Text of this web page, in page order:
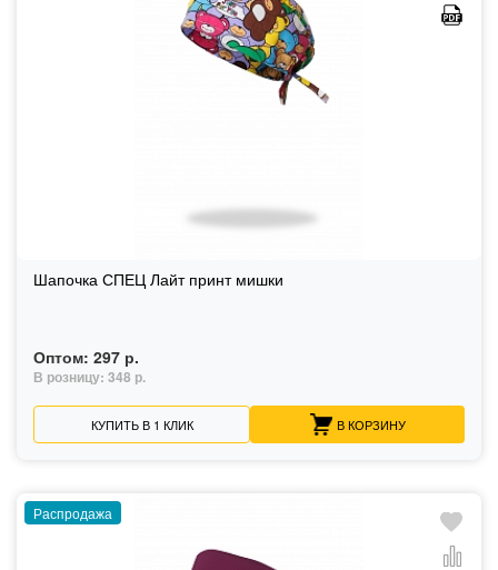
Шапочка СПЕЦ Лайт принт мишки
Оптом: 297 р.
В розницу: 348 р.
КУПИТЬ В 1 КЛИК В КОРЗИНУ
Распродажа